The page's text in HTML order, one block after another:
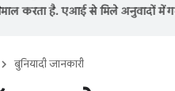
करता है. एआई से मिले अनुवादों में
बुनियादी जानकारी